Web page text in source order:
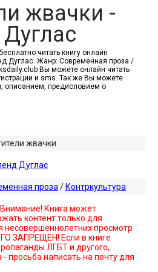
жвачки -
читать книгу онлайн
Дуглас. Жанр: Современная проза /
Вы можете онлайн читать
и sms. Так же Вы можете
описанием, предисловием о
жвачки
Дуглас
проза / Контркультура
Книга может
контент только для
несовершеннолетних просмотр
ЗАПРЕЩЕН! Если в книге
ЛГБТ и другого,
просьба написать на почту для